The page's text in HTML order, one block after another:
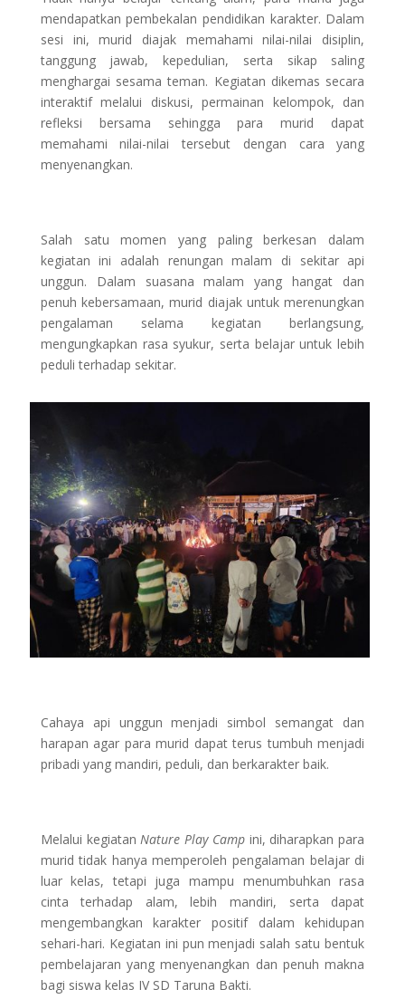
mendapatkan pembekalan pendidikan karakter. Dalam
sesi ini, murid diajak memahami nilai-nilai disiplin,
tanggung jawab, kepedulian, serta sikap saling
menghargai sesama teman. Kegiatan dikemas secara
interaktif melalui diskusi, permainan kelompok, dan
refleksi bersama sehingga para murid dapat
memahami nilai-nilai tersebut dengan cara yang
menyenangkan.
Salah satu momen yang paling berkesan dalam
kegiatan ini adalah renungan malam di sekitar api
unggun. Dalam suasana malam yang hangat dan
penuh kebersamaan, murid diajak untuk merenungkan
pengalaman selama kegiatan berlangsung,
mengungkapkan rasa syukur, serta belajar untuk lebih
peduli terhadap sekitar.
Cahaya api unggun menjadi simbol semangat dan
harapan agar para murid dapat terus tumbuh menjadi
pribadi yang mandiri, peduli, dan berkarakter baik.
Melalui kegiatanNature Play Campini, diharapkan para
murid tidak hanya memperoleh pengalaman belajar di
luar kelas, tetapi juga mampu menumbuhkan rasa
cinta terhadap alam, lebih mandiri, serta dapat
mengembangkan karakter positif dalam kehidupan
sehari-hari. Kegiatan ini pun menjadi salah satu bentuk
pembelajaran yang menyenangkan dan penuh makna
bagi siswa kelas IV SD Taruna Bakti.